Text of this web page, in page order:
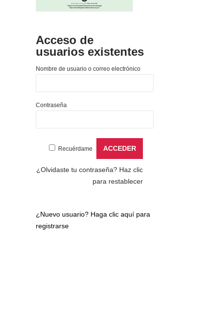
Acceso de
usuarios existentes
Nombre de usuario o correo electrónico
Contraseña
Recuérdame
¿Olvidaste tu contraseña? Haz clic
para restablecer
¿Nuevo usuario? Haga clic aquí para
registrarse